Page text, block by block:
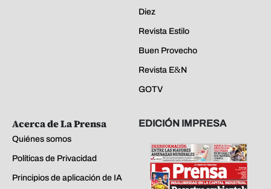
Diez
Revista Estilo
Buen Provecho
Revista E&N
GOTV
Acerca de La Prensa
Quiénes somos
Políticas de Privacidad
Principios de aplicación de IA
EDICIÓN IMPRESA